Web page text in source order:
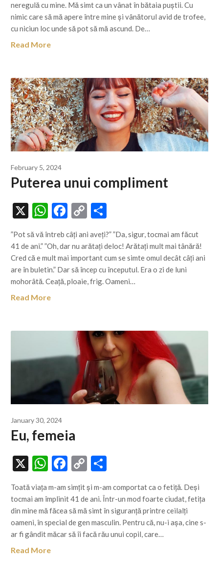
neregulă cu mine. Mă simt ca un vânat în bătaia puștii. Cu
nimic care să mă apere între mine și vânătorul avid de trofee,
cu niciun loc unde să pot să mă ascund. De…
Read More
February 5, 2024
Puterea unui compliment
X WhatsApp
Facebook
Copy
Link
”Pot să vă întreb câți ani aveți?” ”Da, sigur, tocmai am făcut
41 de ani.” ”Oh, dar nu arătați deloc! Arătați mult mai tânără!
Cred că e mult mai important cum se simte omul decât câți ani
are în buletin.” Dar să încep cu începutul. Era o zi de luni
mohorâtă. Ceață, ploaie, frig. Oameni…
Read More
January 30, 2024
Eu, femeia
X WhatsApp
Facebook
Copy
Toată viața m-am simțit și m-am comportat ca o fetiță. Deși
tocmai am împlinit 41 de ani. Într-un mod foarte ciudat, fetița
din mine mă făcea să mă simt în siguranță printre ceilalți
oameni, în special de gen masculin. Pentru că, nu-i așa, cine s-
ar fi gândit măcar să îi facă rău unui copil, care…
Read More